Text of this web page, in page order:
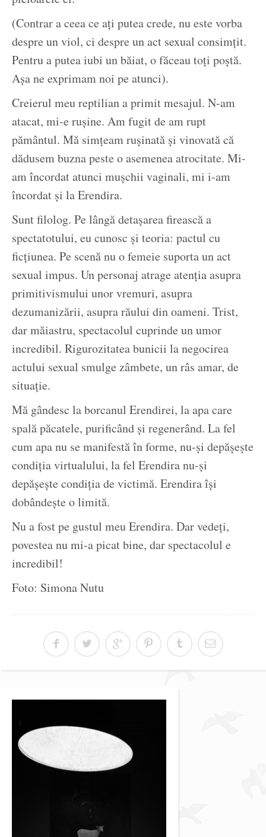
(Contrar a ceea ce ați putea crede, nu este vorba
despre un viol, ci despre un act sexual consimțit.
Pentru a putea iubi un băiat, o făceau toți poștă.
Așa ne exprimam noi pe atunci).
Creierul meu reptilian a primit mesajul. N-am
atacat, mi-e rușine. Am fugit de am rupt
pământul. Mă simțeam rușinată și vinovată că
dădusem buzna peste o asemenea atrocitate. Mi-
am încordat atunci mușchii vaginali, mi i-am
încordat și la Erendira.
Sunt filolog. Pe lângă detașarea firească a
spectatotului, eu cunosc și teoria: pactul cu
ficțiunea. Pe scenă nu o femeie suporta un act
sexual impus. Un personaj atrage atenția asupra
primitivismului unor vremuri, asupra
dezumanizării, asupra răului din oameni. Trist,
dar măiastru, spectacolul cuprinde un umor
incredibil. Rigurozitatea bunicii la negocirea
actului sexual smulge zâmbete, un râs amar, de
situație.
Mă gândesc la borcanul Erendirei, la apa care
spală păcatele, purificând și regenerând. La fel
cum apa nu se manifestă în forme, nu-și depășește
condiția virtualului, la fel Erendira nu-și
depășește condiția de victimă. Erendira își
dobândește o limită.
Nu a fost pe gustul meu Erendira. Dar vedeți,
povestea nu mi-a picat bine, dar spectacolul e
incredibil!
Foto: Simona Nutu